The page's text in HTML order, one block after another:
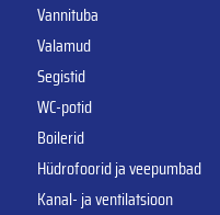
Vannituba
Valamud
Segistid
WC-potid
Boilerid
Hüdrofoorid ja veepumbad
Kanal- ja ventilatsioon